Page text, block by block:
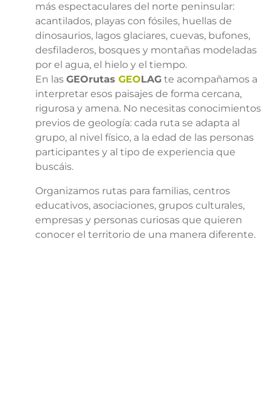
más espectaculares del norte peninsular:
acantilados, playas con fósiles, huellas de
dinosaurios, lagos glaciares, cuevas, bufones,
desfiladeros, bosques y montañas modeladas
por el agua, el hielo y el tiempo.
En las GEOrutas GEOLAG te acompañamos a
interpretar esos paisajes de forma cercana,
rigurosa y amena. No necesitas conocimientos
previos de geología: cada ruta se adapta al
grupo, al nivel físico, a la edad de las personas
participantes y al tipo de experiencia que
buscáis.
Organizamos rutas para familias, centros
educativos, asociaciones, grupos culturales,
empresas y personas curiosas que quieren
conocer el territorio de una manera diferente.